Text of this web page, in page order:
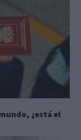
¿está el